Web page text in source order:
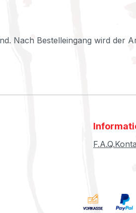
Nach Bestelleingang wird der
F.A.Q.